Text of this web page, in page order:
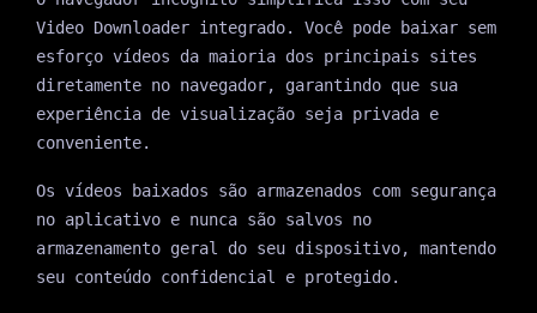
Video Downloader integrado. Você pode baixar sem
esforço vídeos da maioria dos principais sites
diretamente no navegador, garantindo que sua
experiência de visualização seja privada e
conveniente.
Os vídeos baixados são armazenados com segurança
no aplicativo e nunca são salvos no
armazenamento geral do seu dispositivo, mantendo
seu conteúdo confidencial e protegido.